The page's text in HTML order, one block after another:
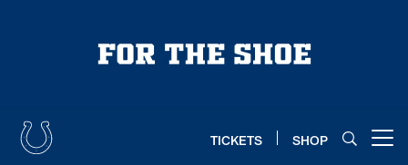
TICKETS SHOP